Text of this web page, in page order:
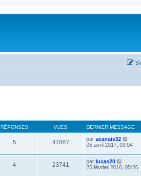
RÉPONSES VUES DERNIER MESSAGE
5 47867 par acanais32
05 avril 2017, 09:04
4 23741 par lucas20
25 février 2016, 05:26